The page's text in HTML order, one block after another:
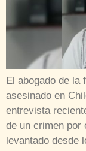
El abogado de la
asesinado en
entrevista
de un crimen por
levantado desde